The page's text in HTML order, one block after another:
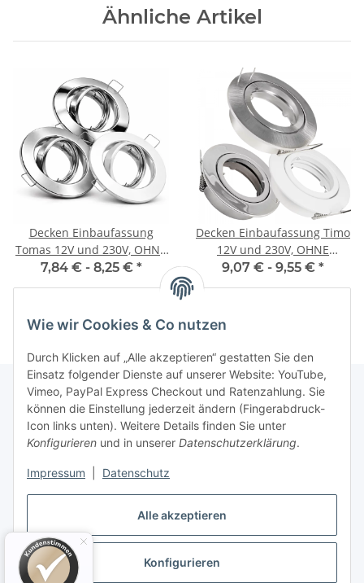
Alle akzeptieren
Konfigurieren
Wie wir Cookies & Co nutzen
Durch Klicken auf „Alle akzeptieren“ gestatten Sie den
Einsatz folgender Dienste auf unserer Website: YouTube,
Vimeo, PayPal Express Checkout und Ratenzahlung. Sie
können die Einstellung jederzeit ändern (Fingerabdruck-
Icon links unten). Weitere Details finden Sie unter
Konfigurieren und in unserer Datenschutzerklärung.
Impressum Datenschutz
Ähnliche Artikel
Decken Einbaufassung
Tomas 12V und 230V, OHNE
Leuchtmittel, Schwenkbar
7,84 € - 8,25 € *
Decken Einbaufassung Timo
12V und 230V, OHNE
Leuchtmittel, Schwenkbar
9,07 € - 9,55 € *
Informationen
Gesetzliche Informationen
Vertrag widerrufen